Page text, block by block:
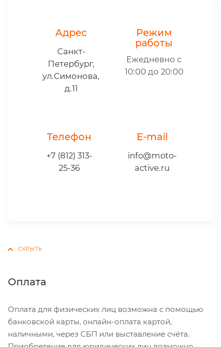
Адрес
Санкт-
Петербург,
ул.Симонова,
д.11
Режим
работы
Ежедневно с
10:00 до 20:00
Телефон
+7 (812) 313-
25-36
E-mail
info@moto-
active.ru
Оплата
Оплата для физических лиц возможна с помощью
банковской карты, онлайн-оплата картой,
наличными, через СБП или выставление счёта.